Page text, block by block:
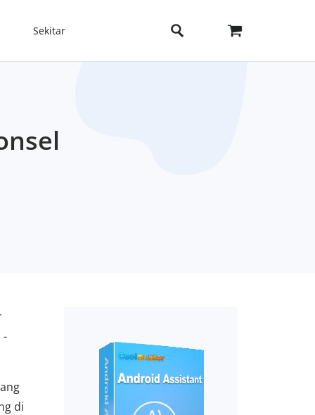
Sekitar
-
di